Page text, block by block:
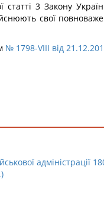
статті 3 Закону
свої
№ 1798-VIII від
адміністрації